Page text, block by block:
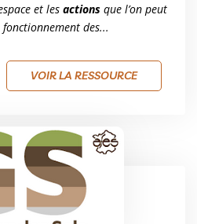
et les actions que l’on peut
des...
VOIR LA RESSOURCE